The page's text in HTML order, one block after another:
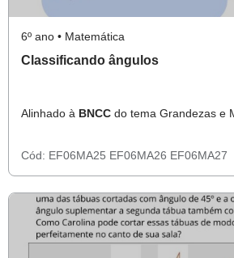
6º ano • Matemática
Classificando ângulos
Alinhado à BNCC do tema Grandezas e
Cód: EF06MA25 EF06MA26 EF06MA27